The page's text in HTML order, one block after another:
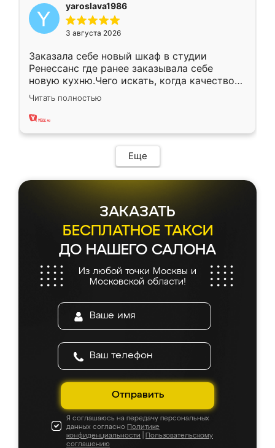
yaroslava1986
3 августа 2026
Заказала себе новый шкаф в студии
Ренессанс где ранее заказывала себе
новую кухню.Чего искать, когда качеством
вполне довольна. Служит кухня уже почти
два года, нареканий нет.
Читать полностью
Еще
ЗАКАЗАТЬ
БЕСПЛАТНОЕ ТАКСИ
ДО НАШЕГО САЛОНА
Из любой точки Москвы и
Московской области!
Отправить
Я соглашаюсь на передачу персональных
данных согласно Политике
конфиденциальности
Пользовательскому
соглашению